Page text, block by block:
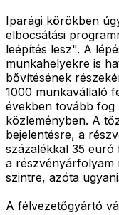
Iparági körökben
elbocsátási
leépítés lesz". A
munkahelyekre is
bővítésének
1000 munkavállaló
években tovább
közleményben. A
bejelentésre, a
százalékkal 35 euró
a részvényárfolyam
szintre, azóta
A félvezetőgyártó